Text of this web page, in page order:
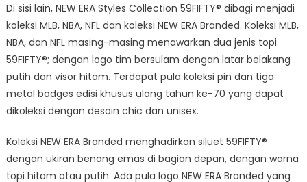
Di sisi lain, NEW ERA Styles Collection 59FIFTY® dibagi menjadi
koleksi MLB, NBA, NFL dan koleksi NEW ERA Branded. Koleksi MLB,
NBA, dan NFL masing-masing menawarkan dua jenis topi
59FIFTY®; dengan logo tim bersulam dengan latar belakang
putih dan visor hitam. Terdapat pula koleksi pin dan tiga
metal badges edisi khusus ulang tahun ke-70 yang dapat
dikoleksi dengan desain chic dan unisex.
Koleksi NEW ERA Branded menghadirkan siluet 59FIFTY®
dengan ukiran benang emas di bagian depan, dengan warna
topi hitam atau putih. Ada pula logo NEW ERA Branded yang